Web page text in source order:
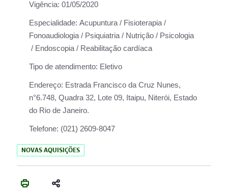
Vigência: 01/05/2020
Especialidade: Acupuntura / Fisioterapia /
Fonoaudiologia / Psiquiatria / Nutrição / Psicologia
/ Endoscopia / Reabilitação cardíaca
Tipo de atendimento: Eletivo
Endereço: Estrada Francisco da Cruz Nunes,
n°6.748, Quadra 32, Lote 09, Itaipu, Niterói, Estado
do Rio de Janeiro.
Telefone: (021) 2609-8047
NOVAS AQUISIÇÕES